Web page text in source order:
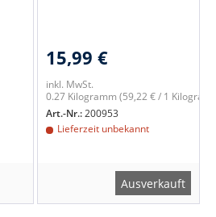
15,99 €
inkl. MwSt.
0.27 Kilogramm(59,22 € / 1
Art.-Nr.:200953
Lieferzeit unbekannt
Ausverkauft